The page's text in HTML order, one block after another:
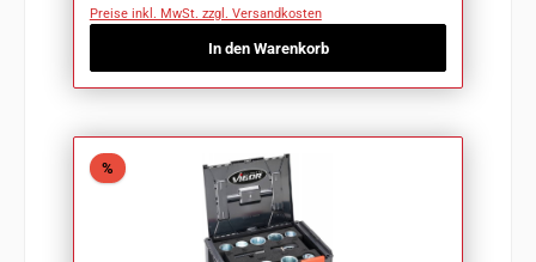
Preise inkl. MwSt. zzgl. Versandkosten
In den Warenkorb
%Rabatt